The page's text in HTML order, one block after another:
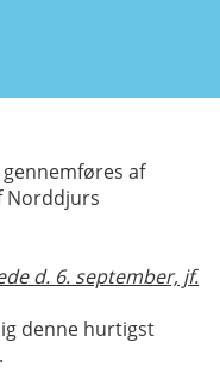
af
Norddjurs
d. 6. september, jf.
denne hurtigst